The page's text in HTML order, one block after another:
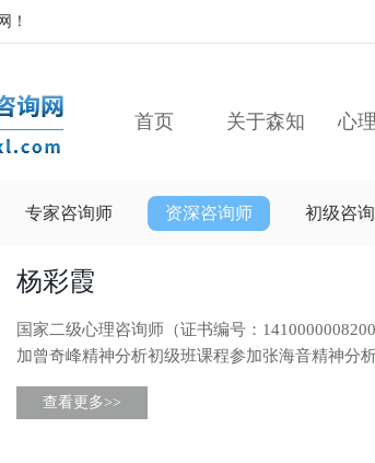
！
首页 关于森知 心
专家咨询师 资深咨询师 初级咨
杨彩霞
国家二级心理咨询师（证书编号：
加曾奇峰精神分析初级班课程参加张海音精神分
查看更多>>